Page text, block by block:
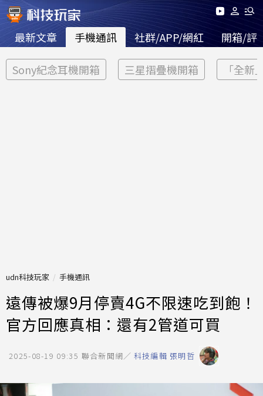
最新文章 手機通訊 社群/APP/網紅 開箱/評
Sony紀念耳機開箱 三星摺疊機開箱 「全新
udn科技玩家 手機通訊
遠傳被爆9月停賣4G不限速吃到飽！
官方回應真相：還有2管道可買
2025-08-19 09:35 聯合新聞網／ 科技編輯 張明哲